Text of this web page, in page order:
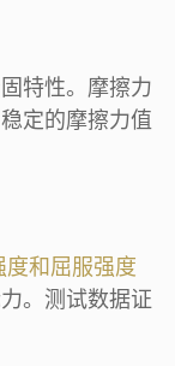
特性。摩擦力
定的摩擦力值
度和屈服强度
。测试数据证